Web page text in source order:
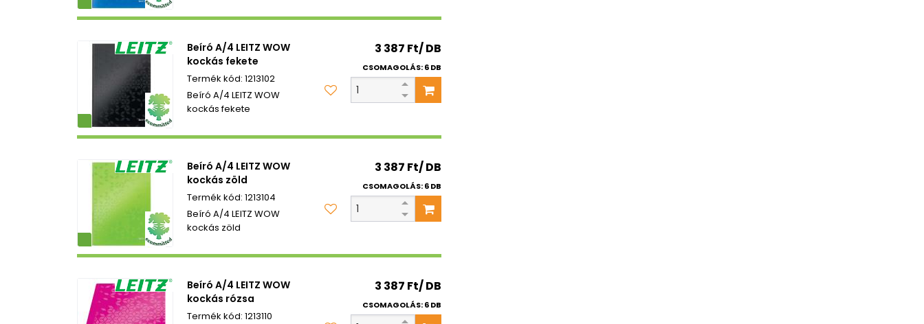
Beíró A/4 LEITZ WOW
kockás fekete
1213102
Beíró A/4 LEITZ WOW
kockás fekete
3 387 Ft/ DB
CSOMAGOLÁS: 6 DB
Beíró A/4 LEITZ WOW
kockás zöld
1213104
Beíró A/4 LEITZ WOW
kockás zöld
3 387 Ft/ DB
CSOMAGOLÁS: 6 DB
Beíró A/4 LEITZ WOW
kockás rózsa
1213110
3 387 Ft/ DB
CSOMAGOLÁS: 6 DB